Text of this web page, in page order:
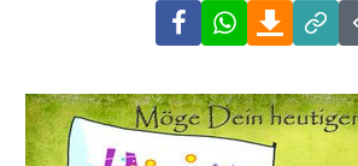
FacebookWhatsApp
Link